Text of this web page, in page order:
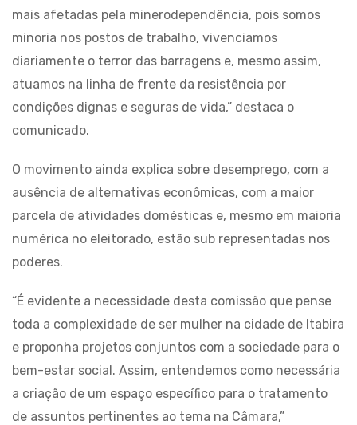
mais afetadas pela minerodependência, pois somos
minoria nos postos de trabalho, vivenciamos
diariamente o terror das barragens e, mesmo assim,
atuamos na linha de frente da resistência por
condições dignas e seguras de vida,” destaca o
comunicado.
O movimento ainda explica sobre desemprego, com a
ausência de alternativas econômicas, com a maior
parcela de atividades domésticas e, mesmo em maioria
numérica no eleitorado, estão sub representadas nos
poderes.
“É evidente a necessidade desta comissão que pense
toda a complexidade de ser mulher na cidade de Itabira
e proponha projetos conjuntos com a sociedade para o
bem-estar social. Assim, entendemos como necessária
a criação de um espaço específico para o tratamento
de assuntos pertinentes ao tema na Câmara,”